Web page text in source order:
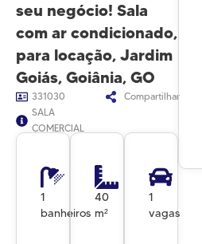
seu negócio! Sala
com ar condicionado,
para locação, Jardim
Goiás, Goiânia, GO
331030
SALA
COMERCIAL
Compartilhar
1
banheiros
40
m²
1
vagas